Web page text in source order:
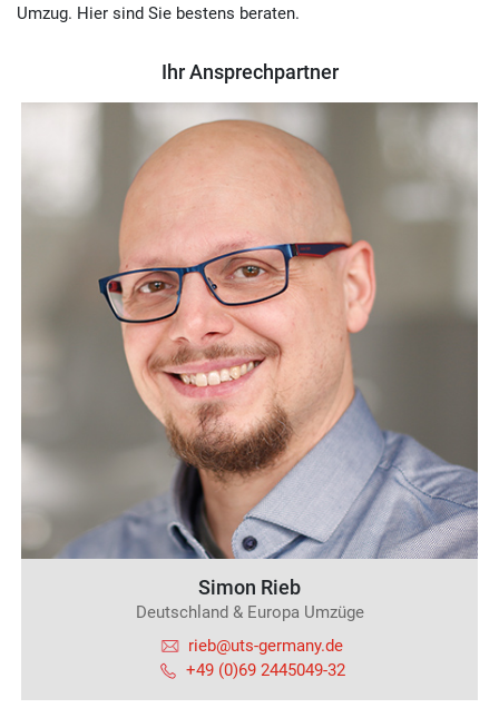
Umzug. Hier sind Sie bestens beraten.
Ihr Ansprechpartner
Simon Rieb
Deutschland & Europa Umzüge
rieb@uts-germany.de
+49 (0)69 2445049-32